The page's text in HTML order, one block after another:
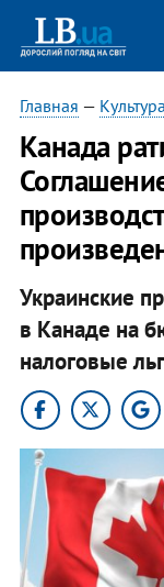
Главная — Культура
Канада
Украинские
в Канаде на
налоговые